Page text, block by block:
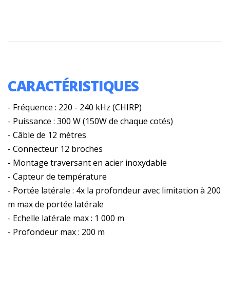
CARACTÉRISTIQUES
- Fréquence : 220 - 240 kHz (CHIRP)
- Puissance : 300 W (150W de chaque cotés)
- Câble de 12 mètres
- Connecteur 12 broches
- Montage traversant en acier inoxydable
- Capteur de température
- Portée latérale : 4x la profondeur avec limitation à 200
m max de portée latérale
- Echelle latérale max : 1 000 m
- Profondeur max : 200 m